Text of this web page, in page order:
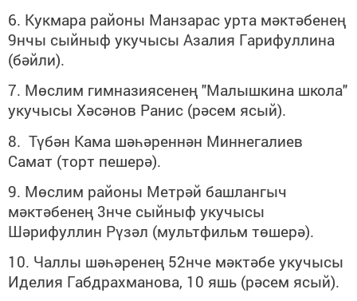
6. Кукмара районы Манзарас урта мәктәбенең
9нчы сыйныф укучысы Азалия Гарифуллина
(бәйли).
7. Мөслим гимназиясенең "Малышкина школа"
укучысы Хәсәнов Ранис (рәсем ясый).
8. Түбән Кама шәһәреннән Миннегалиев
Самат (торт пешерә).
9. Мөслим районы Метрәй башлангыч
мәктәбенең 3нче сыйныф укучысы
Шәрифуллин Рүзәл (мультфильм төшерә).
10. Чаллы шәһәренең 52нче мәктәбе укучысы
Иделия Габдрахманова, 10 яшь (рәсем ясый).